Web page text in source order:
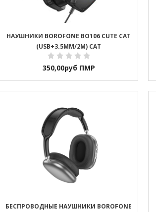
НАУШНИКИ BOROFONE BO106 CUTE CAT
(USB+3.5MM/2M) CAT
350,00руб ПМР
БЕСПРОВОДНЫЕ НАУШНИКИ BOROFONE